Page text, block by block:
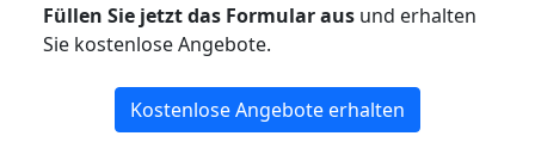
Füllen Sie jetzt das Formular aus und erhalten
Sie kostenlose Angebote.
Kostenlose Angebote erhalten